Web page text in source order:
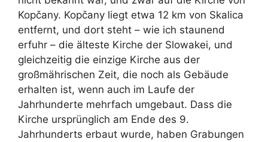
Kopčany. Kopčany liegt etwa 12 km von Skalica
entfernt, und dort steht – wie ich staunend
erfuhr – die älteste Kirche der Slowakei, und
gleichzeitig die einzige Kirche aus der
großmährischen Zeit, die noch als Gebäude
erhalten ist, wenn auch im Laufe der
Jahrhunderte mehrfach umgebaut. Dass die
Kirche ursprünglich am Ende des 9.
Jahrhunderts erbaut wurde, haben Grabungen